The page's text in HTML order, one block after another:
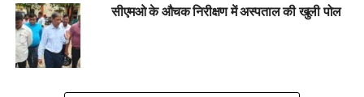
सीएमओ के औचक निरीक्षण में अस्पताल की खुली पोल